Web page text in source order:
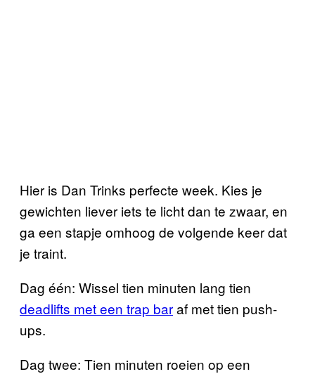
Hier is Dan Trinks perfecte week. Kies je
gewichten liever iets te licht dan te zwaar, en
ga een stapje omhoog de volgende keer dat
je traint.
Dag één: Wissel tien minuten lang tien
deadlifts met een trap baraf met tien push-
ups.
Dag twee: Tien minuten roeien op een